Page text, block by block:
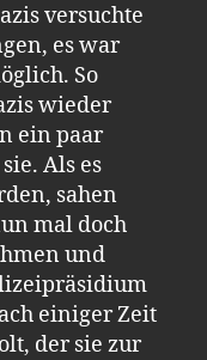
versuchte
es war
So
wieder
ein paar
Als es
sahen
mal doch
und
einiger Zeit
der sie zur